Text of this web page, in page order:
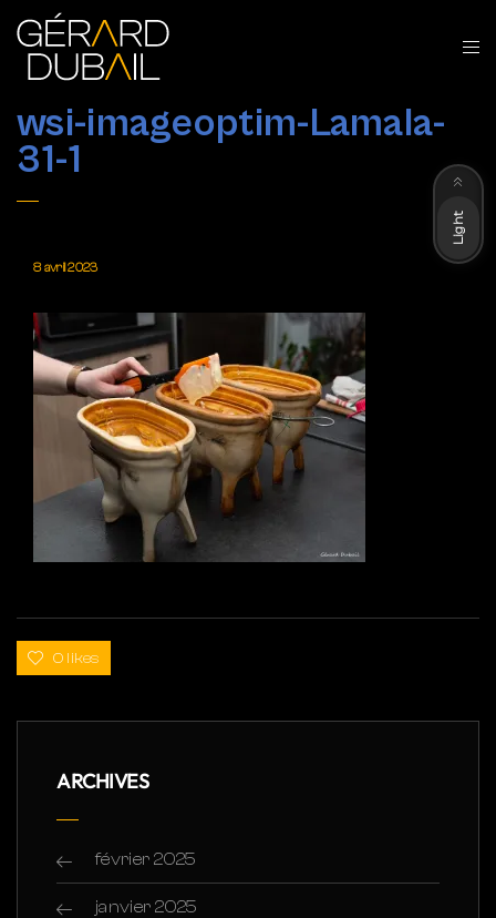
wsi-imageoptim-Lamala-
31-1
8 avril 2023
0 likes
ARCHIVES
février 2025
janvier 2025
Light
Dark